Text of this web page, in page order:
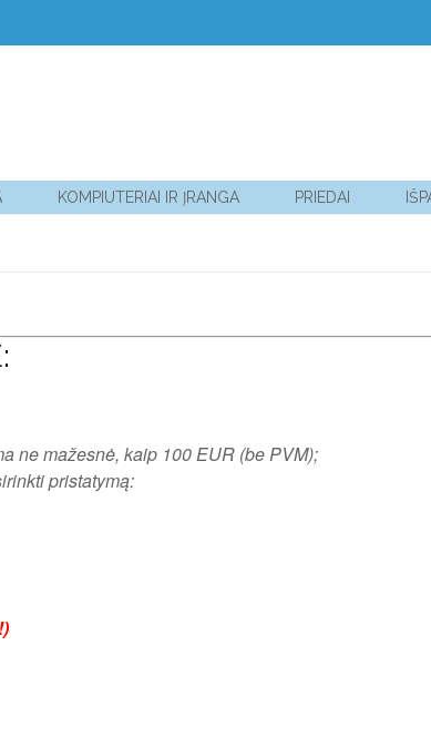
KOMPIUTERIAI IR ĮRANGA PRIEDAI
ne mažesnė, kaip 100 EUR (be PVM);
pristatymą: